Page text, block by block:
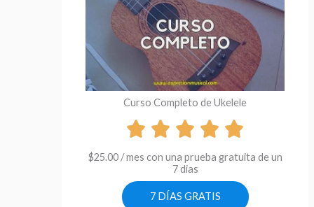
Curso Completo de Ukelele
$25.00 / mes con una prueba gratuita de un
7 dias
7 DÍAS GRATIS